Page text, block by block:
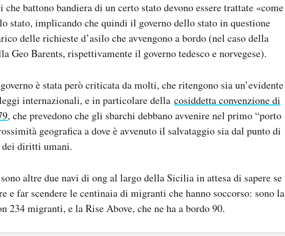
che battono bandiera di un certo stato devono essere trattate «come
stato, implicando che quindi il governo dello stato in questione
delle richieste d’asilo che avvengono a bordo (nel caso della
Geo Barents, rispettivamente il governo tedesco e norvegese).
è stata però criticata da molti, che ritengono sia un’evidente
internazionali, e in particolare della cosiddetta convenzione di
, che prevedono che gli sbarchi debbano avvenire nel primo “porto
geografica a dove è avvenuto il salvataggio sia dal punto di
diritti umani.
altre due navi di ong al largo della Sicilia in attesa di sapere se
e far scendere le centinaia di migranti che hanno soccorso: sono la
234 migranti, e la Rise Above, che ne ha a bordo 90.